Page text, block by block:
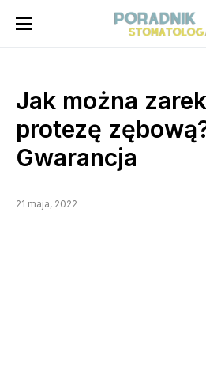
Jak można
protezę
Gwarancja
21 maja, 2022